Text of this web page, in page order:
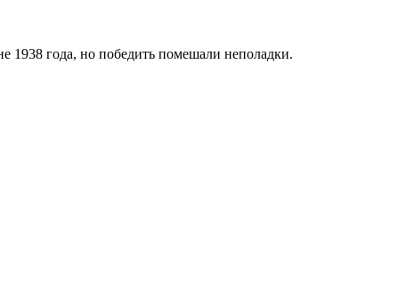
1938 года, но победить помешали неполадки.